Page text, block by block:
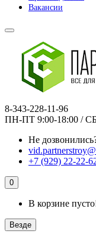
Вакансии
8-343-228-11-96
ПН-ПТ 9:00-18:00 /
Не
+7 (929) 22-22-
0
В корзине
Везде